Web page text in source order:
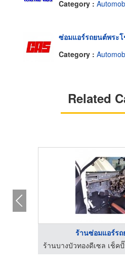
Category :
ซ่อมแอร์รถยนต์พระ
Category :
Related
ร้านซ่อมแอร์ร